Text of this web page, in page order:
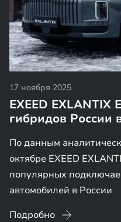
17 ноября 2025
EXEED EXLANTIX
гибридов России
По данным
октябре EXEED
популярных
автомобилей в России
Подробно